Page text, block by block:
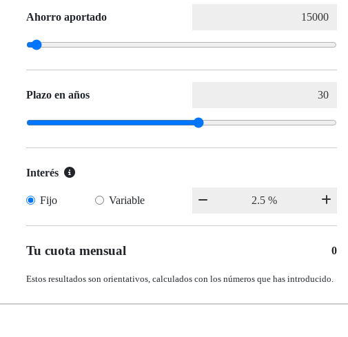
Ahorro aportado
Plazo en años
Interés
Fijo Variable
Tu cuota mensual 0
Estos resultados son orientativos, calculados con los números que has introducido.